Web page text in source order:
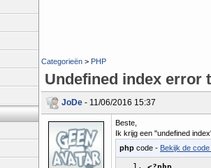
Categorieën > PHP
Undefined index
JoDe - 11/06/2016 15:37
Beste,
Ik krijg een "undefined
php code - Bekijk de